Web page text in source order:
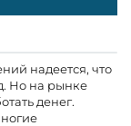
надеется, что
Но на рынке
денег.